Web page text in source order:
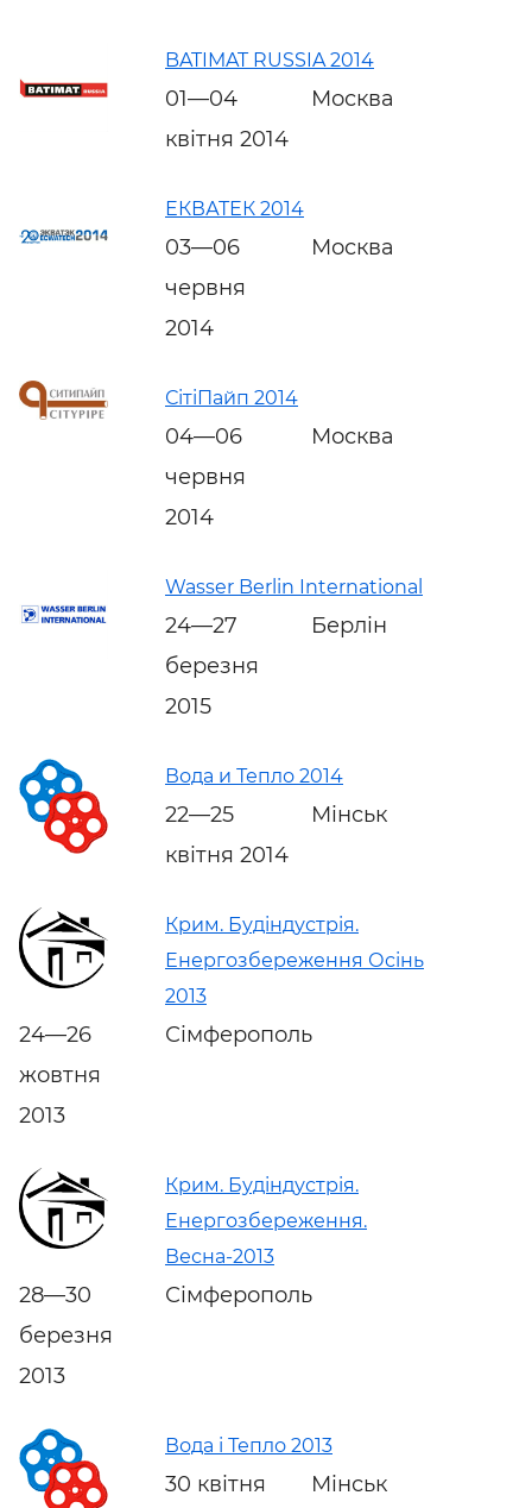
BATIMAT RUSSIA 2014
01—04
квітня 2014
Москва
ЕКВАТЕК 2014
03—06
червня
2014
Москва
СітіПайп 2014
04—06
червня
2014
Москва
Wasser Berlin International
24—27
березня
2015
Берлін
Вода и Тепло 2014
22—25
квітня 2014
Мінськ
Крим. Будіндустрія.
Енергозбереження Осінь
2013
24—26
жовтня
2013
Сімферополь
Крим. Будіндустрія.
Енергозбереження.
Весна-2013
28—30
березня
2013
Сімферополь
Вода і Тепло 2013
30 квітня
Мінськ